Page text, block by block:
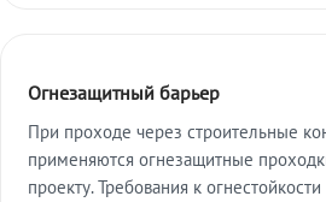
Огнезащитный барьер
При проходе через строительные
применяются огнезащитные
проекту. Требования к